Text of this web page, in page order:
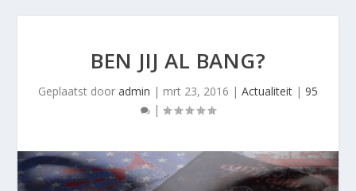
BEN JIJ AL BANG?
Geplaatst door admin | mrt 23, 2016 | Actualiteit | 95
|